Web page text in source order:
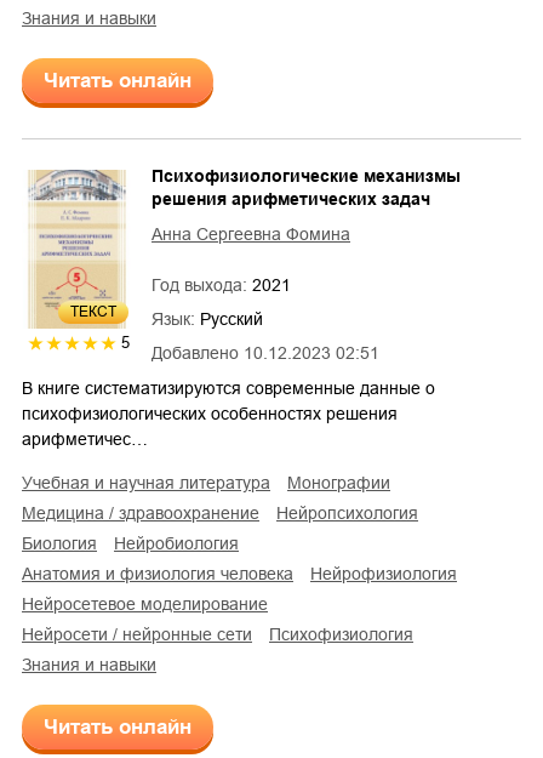
знания и навыки
Читать онлайн
ТЕКСТ
5
Добавлено 10.12.2023 02:51
Психофизиологические механизмы
решения арифметических задач
Анна Сергеевна Фомина
Год выхода: 2021
Язык: Русский
В книге систематизируются современные данные о
психофизиологических особенностях решения
арифметичес…
учебная и научная литература
монографии
медицина / здравоохранение
нейропсихология
биология
нейробиология
анатомия и физиология человека
нейрофизиология
нейросетевое моделирование
нейросети / нейронные сети
психофизиология
знания и навыки
Читать онлайн